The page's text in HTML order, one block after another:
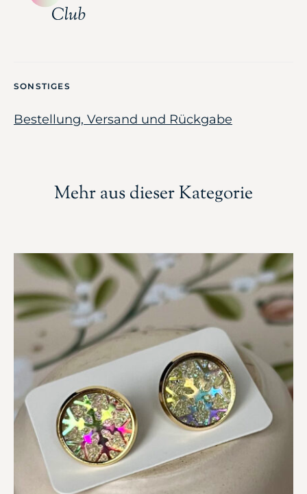
SONSTIGES
Bestellung, Versand und Rückgabe
Mehr aus dieser Kategorie